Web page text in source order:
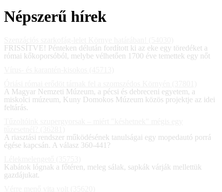
Népszerű hírek
FRISSÍTVE! Pénteken délután fordított ki az eke egy töredéket a
római kőkoporsóból, melybe vélhetően 1700 éve temettek egy nőt
A Magyar Nemzeti Múzeum, a pécsi és debreceni egyetem, a
miskolci múzeum, Kuny Domokos Múzeum közös projektje az idei
feltárás.
A riasztási rendszer működésének tanulságai egy mopedautó porrá
égése kapcsán. A válasz 360-441?
Kabátok lógnak a főtéren, meleg sálak, sapkák várják mellettük
gazdájukat.